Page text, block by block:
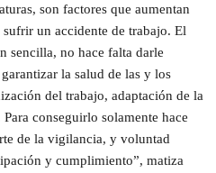
son factores que aumentan
un accidente de trabajo. El
sencilla, no hace falta darle
la salud de las y los
del trabajo, adaptación de la
conseguirlo solamente hace
de la vigilancia, y voluntad
y cumplimiento”, matiza